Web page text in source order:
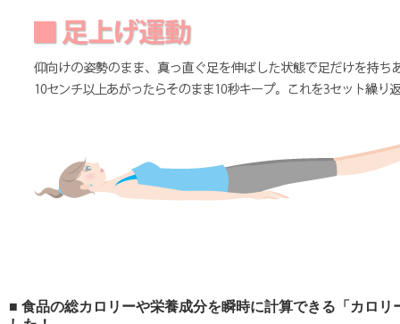
■ 食品の総カロリーや栄養成分を瞬時に計算できる「カロ